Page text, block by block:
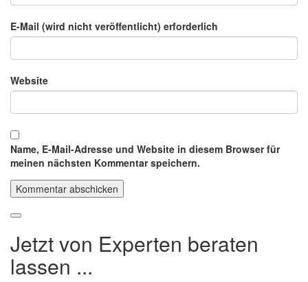
E-Mail (wird nicht veröffentlicht) erforderlich
Website
Name, E-Mail-Adresse und Website in diesem Browser für
meinen nächsten Kommentar speichern.
Jetzt von Experten beraten
lassen ...